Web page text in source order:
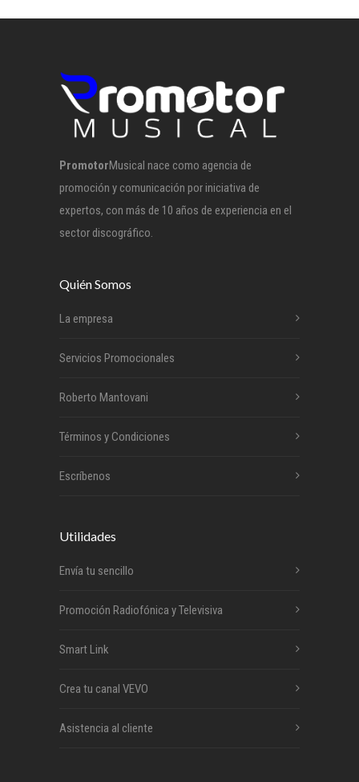
PromotorMusical nace como agencia de
promoción y comunicación por iniciativa de
expertos, con más de 10 años de experiencia en el
sector discográfico.
Quién Somos
La empresa
Servicios Promocionales
Roberto Mantovani
Términos y Condiciones
Escríbenos
Utilidades
Envía tu sencillo
Promoción Radiofónica y Televisiva
Smart Link
Crea tu canal VEVO
Asistencia al cliente